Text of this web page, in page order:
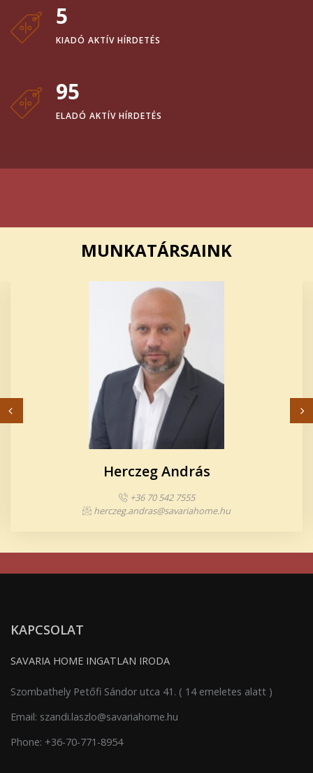
5
KIADÓ AKTÍV HÍRDETÉS
95
ELADÓ AKTÍV HÍRDETÉS
MUNKATÁRSAINK
Herczeg András
+36 70 542 7555
herczeg.andras@savariahome.hu
KAPCSOLAT
SAVARIA HOME INGATLAN IRODA
Szombathely Petőfi Sándor utca 41. ( 14 emeletes alatt )
Email: szandi.laszlo@savariahome.hu
Phone: +36-70-771-8954